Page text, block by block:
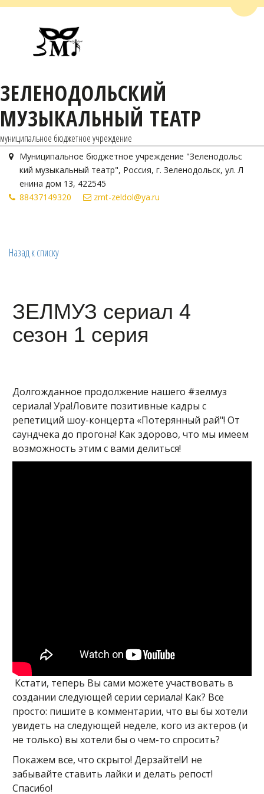
ЗЕЛЕНОДОЛЬСКИЙ
МУЗЫКАЛЬНЫЙ ТЕАТР
муниципальное бюджетное учреждение
Муниципальное бюджетное учреждение "Зеленодольс
кий музыкальный театр", Россия, г. Зеленодольск, ул. Л
енина дом 13, 422545
884371 49320 zmt-zeldol@ya.ru
Назад к списку
ЗЕЛМУЗ сериал 4
сезон 1 серия
Долгожданное продолжение нашего #зелмуз
сериала! Ура!Ловите позитивные кадры с
репетиций шоу-концерта «Потерянный рай"! От
саундчека до прогона! Как здорово, что мы имеем
возможность этим с вами делиться!
Кстати, теперь Вы сами можете участвовать в
создании следующей серии сериала! Как? Все
просто: пишите в комментарии, что вы бы хотели
увидеть на следующей неделе, кого из актеров (и
не только) вы хотели бы о чем-то спросить?
Покажем все, что скрыто! Дерзайте!И не
забывайте ставить лайки и делать репост!
Спасибо!